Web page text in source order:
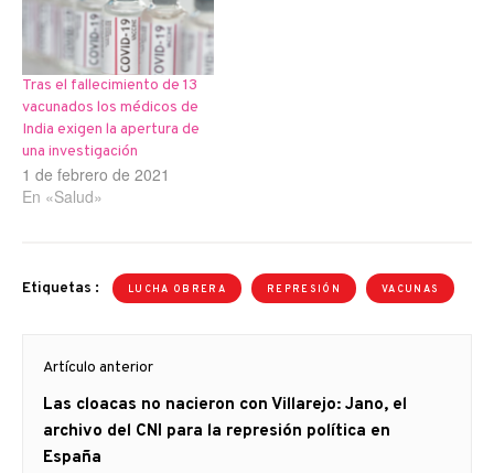
Tras el fallecimiento de 13
vacunados los médicos de
India exigen la apertura de
una investigación
1 de febrero de 2021
En «Salud»
Etiquetas : LUCHA OBRERA REPRESIÓN VACUNAS
de
entradas
Artículo anterior
Artículo
anterior
Las cloacas no nacieron con Villarejo: Jano, el
archivo del CNI para la represión política en
España